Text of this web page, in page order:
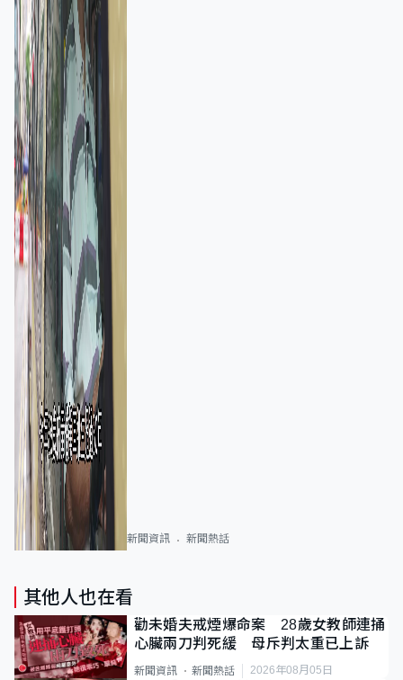
新聞資訊 新聞熱話
其他人也在看
勸未婚夫戒煙爆命案 28歲女教師連捅
心臟兩刀判死緩 母斥判太重已上訴
新聞資訊 新聞熱話 2026年08月05日